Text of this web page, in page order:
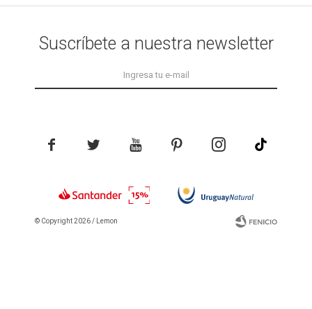
Suscríbete a nuestra newsletter
    
© Copyright 2026 / Lemon